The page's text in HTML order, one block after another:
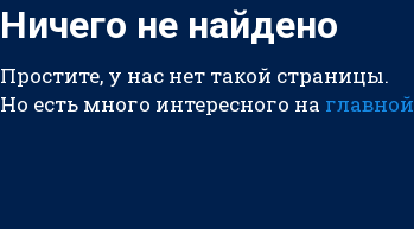
Ничего не найдено
Простите, у нас нет такой страницы.
Но есть много интересного на главной